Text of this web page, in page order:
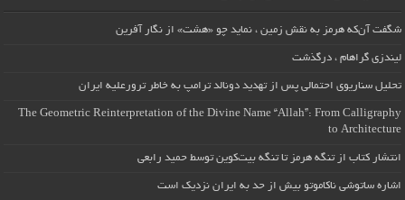
شگفت آن‌که هرمز به نقش زمین ، نماید چو «هشت» از نگار آفرین
لیندزی گراهام ، درگذشت
تحلیل سناریوی احتمالی پس از تهدید دونالد ترامپ به خاطر ترورعلیه ایران
The Geometric Reinterpretation of the Divine Name “Allah”: From Calligraphy
to Architecture
انتشار کتاب از تنگه هرمز تا تنگه بیت‌کوین توسط حمید رابعی
اشاره ساتوشی ناکاموتو بیش از حد به ایران نزدیک است